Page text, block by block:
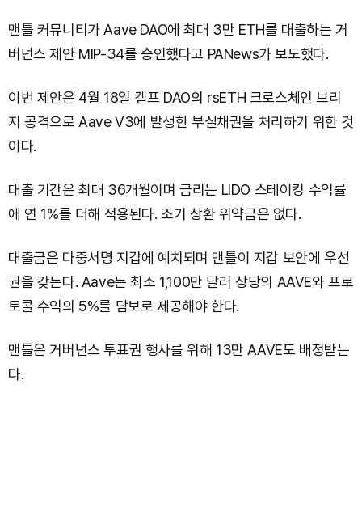
맨틀 커뮤니티가 Aave DAO에 최대 3만 ETH를 대출하는 거
버넌스 제안 MIP-34를 승인했다고 PANews가 보도했다.
이번 제안은 4월 18일 켈프 DAO의 rsETH 크로스체인 브리
지 공격으로 Aave V3에 발생한 부실채권을 처리하기 위한 것
이다.
대출 기간은 최대 36개월이며 금리는 LIDO 스테이킹 수익률
에 연 1%를 더해 적용된다. 조기 상환 위약금은 없다.
대출금은 다중서명 지갑에 예치되며 맨틀이 지갑 보안에 우선
권을 갖는다. Aave는 최소 1,100만 달러 상당의 AAVE와 프로
토콜 수익의 5%를 담보로 제공해야 한다.
맨틀은 거버넌스 투표권 행사를 위해 13만 AAVE도 배정받는
다.